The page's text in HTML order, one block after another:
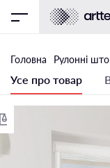
Головна Рулонні
Усе про товар